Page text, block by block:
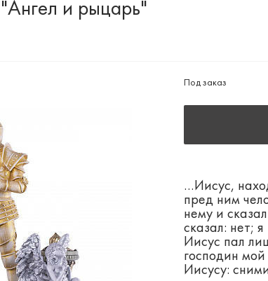
и рыцарь"
Под заказ
…Иисус,
пред ним
нему и
сказал: нет;
Иисус пал
господин мой
Иисусу: